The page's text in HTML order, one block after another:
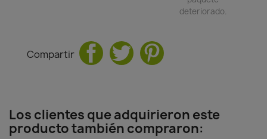
deteriorado.
Compartir
Los clientes que adquirieron este
producto también compraron: